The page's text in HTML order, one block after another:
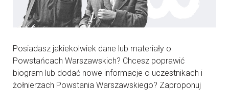
Posiadasz jakiekolwiek dane lub materiały o
Powstańcach Warszawskich? Chcesz poprawić
biogram lub dodać nowe informacje o uczestnikach i
żołnierzach Powstania Warszawskiego? Zaproponuj